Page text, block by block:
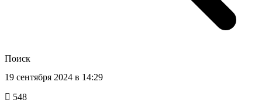
Поиск
19 сентября 2024 в 14:29
548